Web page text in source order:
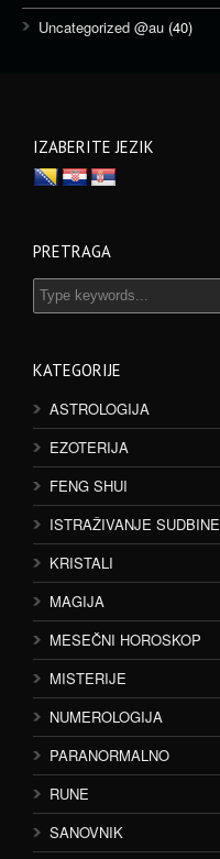
Uncategorized @au (40)
IZABERITE JEZIK
PRETRAGA
KATEGORIJE
ASTROLOGIJA
EZOTERIJA
FENG SHUI
ISTRAŽIVANJE SUDBINE
KRISTALI
MAGIJA
MESEČNI HOROSKOP
MISTERIJE
NUMEROLOGIJA
PARANORMALNO
RUNE
SANOVNIK